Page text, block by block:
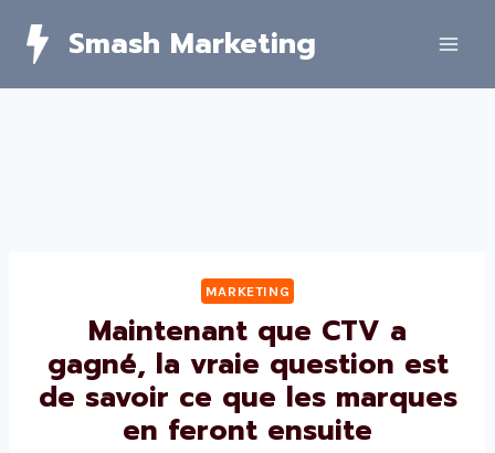
Smash Marketing
MARKETING
Maintenant que CTV a
gagné, la vraie question est
de savoir ce que les marques
en feront ensuite